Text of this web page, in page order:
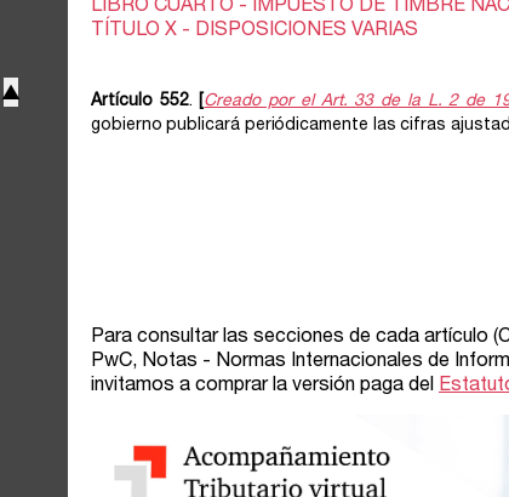
▲